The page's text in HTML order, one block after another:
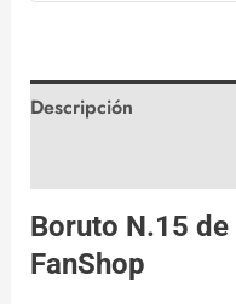
Descripción
Boruto N.15 de
FanShop